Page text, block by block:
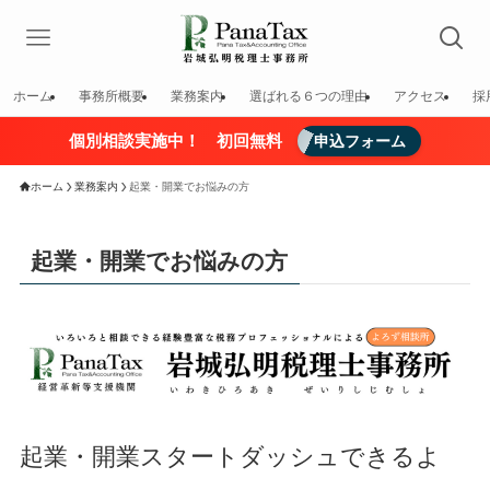
ホーム 事務所概要 業務案内 選ばれる６つの理由 アクセス 採
個別相談実施中！ 初回無料 申込フォーム
ホーム 業務案内 起業・開業でお悩みの方
起業・開業でお悩みの方
起業・開業スタートダッシュできるよ